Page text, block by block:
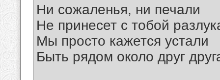
Ни сожаленья, ни печали
Не принесет с тобой
Мы просто кажется устали
Быть рядом около друг